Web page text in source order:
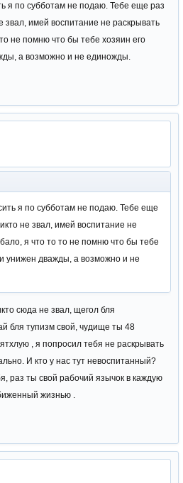
я по субботам не подаю. Тебе еще раз
звал, имей воспитание не раскрывать
не помню что бы тебе хозяин его
а возможно и не единожды.
я по субботам не подаю. Тебе еще
не звал, имей воспитание не
я что то то не помню что бы тебе
унижен дважды, а возможно и не
сюда не звал, щегол бля
бля тупизм свой, чудище ты 48
, я попросил тебя не раскрывать
И кто у нас тут невоспитанный?
раз ты свой рабочий язычок в каждую
жизнью .